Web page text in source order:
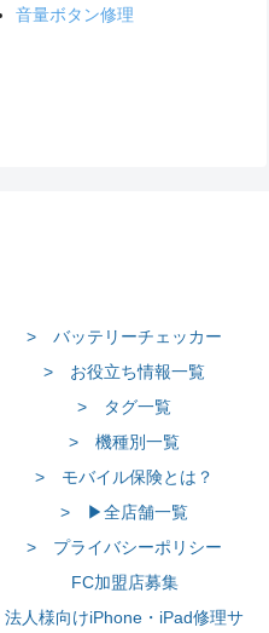
音量ボタン修理
> バッテリーチェッカー
> お役立ち情報一覧
> タグ一覧
> 機種別一覧
> モバイル保険とは？
> ▶全店舗一覧
> プライバシーポリシー
FC加盟店募集
法人様向けiPhone・iPad修理サ